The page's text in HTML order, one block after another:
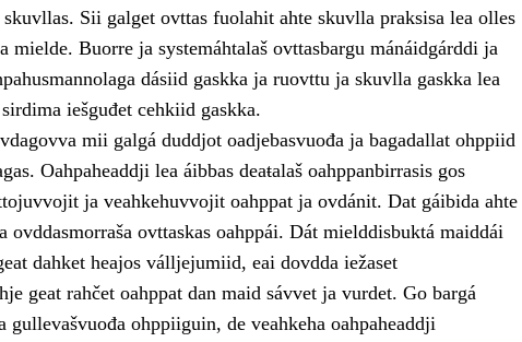
Sii galget ovttas fuolahit ahte skuvlla praksisa lea olles
mielde. Buorre ja systemáhtalaš ovttasbargu mánáidgárddi ja
dásiid gaskka ja ruovttu ja skuvlla gaskka lea
iešguđet cehkiid gaskka.
mii galgá duddjot oadjebasvuođa ja bagadallat ohppiid
Oahpaheaddji lea áibbas deaŧalaš oahppanbirrasis gos
ja veahkehuvvojit oahppat ja ovdánit. Dat gáibida ahte
ovddasmorraša ovttaskas oahppái. Dát mielddisbuktá maiddái
dahket heajos válljejumiid, eai dovdda iežaset
geat rahčet oahppat dan maid sávvet ja vurdet. Go bargá
gullevašvuođa ohppiiguin, de veahkeha oahpaheaddji